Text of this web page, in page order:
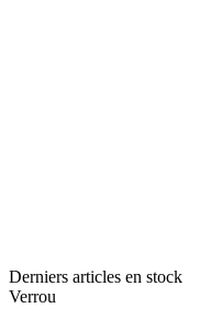
Derniers articles en stock
Verrou